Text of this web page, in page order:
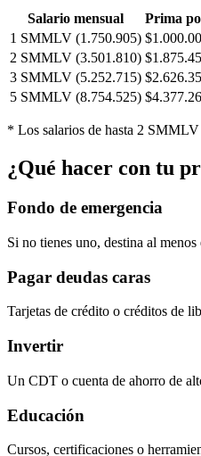
Salario mensual Prima
1 SMMLV (1.750.905) $
2 SMMLV (3.501.810) $
3 SMMLV (5.252.715) $
5 SMMLV (8.754.525) $
* Los salarios de hasta 2
¿Qué hacer con tu
Fondo de emergencia
Si no tienes uno, destina al
Pagar deudas caras
Tarjetas de crédito o créditos de
Invertir
Un CDT o cuenta de ahorro de
Educación
Cursos, certificaciones o